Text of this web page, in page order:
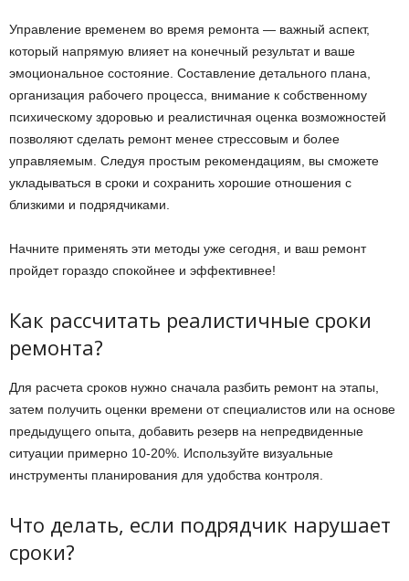
Управление временем во время ремонта — важный аспект,
который напрямую влияет на конечный результат и ваше
эмоциональное состояние. Составление детального плана,
организация рабочего процесса, внимание к собственному
психическому здоровью и реалистичная оценка возможностей
позволяют сделать ремонт менее стрессовым и более
управляемым. Следуя простым рекомендациям, вы сможете
укладываться в сроки и сохранить хорошие отношения с
близкими и подрядчиками.
Начните применять эти методы уже сегодня, и ваш ремонт
пройдет гораздо спокойнее и эффективнее!
Как рассчитать реалистичные сроки
ремонта?
Для расчета сроков нужно сначала разбить ремонт на этапы,
затем получить оценки времени от специалистов или на основе
предыдущего опыта, добавить резерв на непредвиденные
ситуации примерно 10-20%. Используйте визуальные
инструменты планирования для удобства контроля.
Что делать, если подрядчик нарушает
сроки?